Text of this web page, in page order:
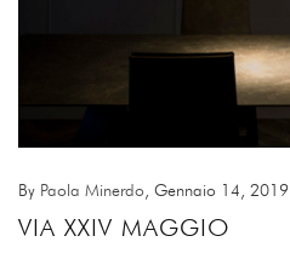
By Paola Minerdo , Gennaio 14, 2019
VIA XXIV MAGGIO